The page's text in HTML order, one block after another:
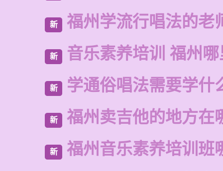
新 福州学流行唱法的老
新 音乐素养培训 福州
新 学通俗唱法需要学什
新 福州卖吉他的地方在
新 福州音乐素养培训班